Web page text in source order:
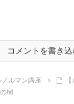
コメントを書き込
ノルマン講座
樹